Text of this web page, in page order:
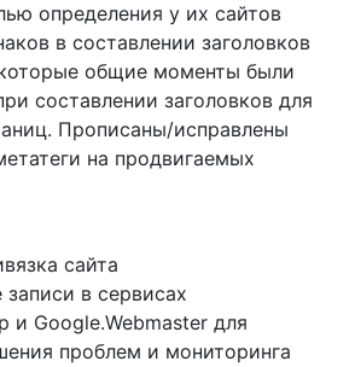
определения у их сайтов
в составлении заголовков
общие моменты были
составлении заголовков для
Прописаны/исправлены
на продвигаемых
сайта
в сервисах
и Google.Webmaster для
проблем и мониторинга